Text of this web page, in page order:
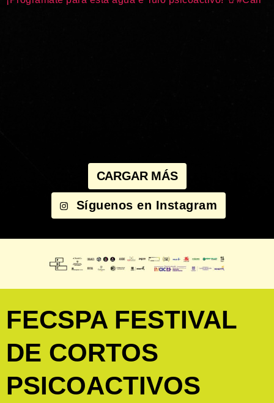
CARGAR MÁS
Síguenos en Instagram
FECSPA FESTIVAL
DE CORTOS
PSICOACTIVOS